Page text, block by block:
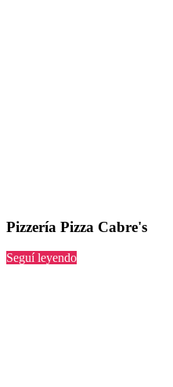
Pizzería Pizza Cabre's
Seguí leyendo“Pizza